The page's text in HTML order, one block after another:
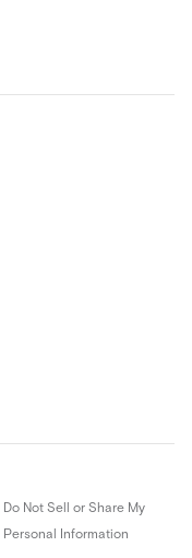
Do Not Sell or Share My
Personal Information